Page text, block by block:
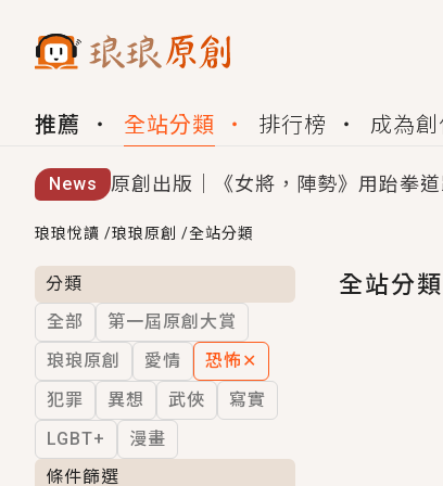
推薦 全站分類 排行榜 成為創
News 原創出版｜《女將，陣勢》用跆拳
創,作家招募｜華文小說創作首選！
小編心動書單｜《離婚你提的，二
GL｜《夏日與檸檬與重疊世界》炎
BL｜《費洛蒙中毒》救命！特殊費
OMG你嚇到我了｜《陰陽鬼店》上
言情｜《國語推行員》每個人心中
琅琅悅讀 /琅琅原創 /全站分類
分類
全部
第一屆原創大賞
琅琅原創
愛情 恐怖 ✕
犯罪
異想 武俠
寫實
LGBT+
漫畫
條件篩選
全站分類